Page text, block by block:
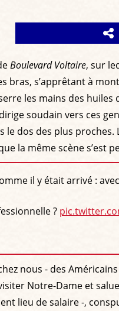
Boulevard Voltaire, sur
bras, s’apprêtant à
les mains des
soudain vers ces
dos des plus
la même scène s’est
il y était arrivé :
?
nous - des
Notre-Dame et
lieu de salaire -,